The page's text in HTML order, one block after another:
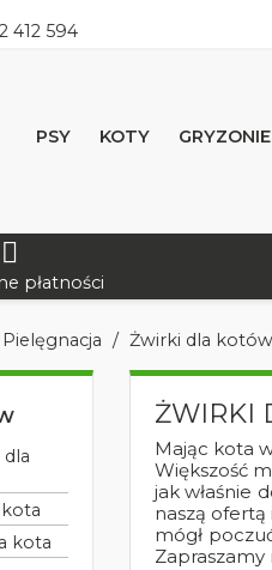
412 594
PSY KOTY GRYZONIE
płatności
Pielęgnacja Żwirki dla kotów
kota
ŻWIRKI
Mając kota
Większość
jak właśnie
naszą
mógł
Zapraszamy